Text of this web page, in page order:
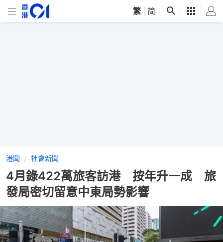
繁 简
港聞 社會新聞
4月錄422萬旅客訪港 按年升一成 旅
發局密切留意中東局勢影響